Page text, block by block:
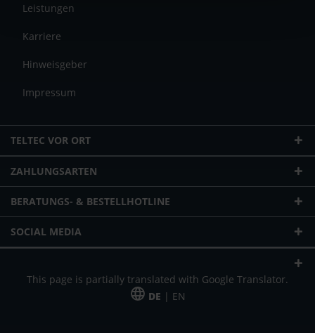
Leistungen
Karriere
Hinweisgeber
Impressum
TELTEC VOR ORT
ZAHLUNGSARTEN
BERATUNGS- & BESTELLHOTLINE
SOCIAL MEDIA
This page is partially translated with Google Translator.
DE | EN